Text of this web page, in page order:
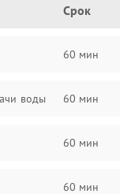
Срок
60 мин
воды 60 мин
60 мин
60 мин